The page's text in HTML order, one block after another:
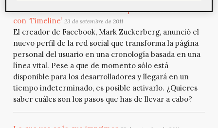
Descubra cómo activar su nuevo perfil de Facebook
con ‘Timeline’ 23 de setembre de 2011
El creador de Facebook, Mark Zuckerberg, anunció el
nuevo perfil de la red social que transforma la página
personal del usuario en una cronología basada en una
línea vital. Pese a que de momento sólo está
disponible para los desarrolladores y llegará en un
tiempo indeterminado, es posible activarlo. ¿Quieres
saber cuáles son los pasos que has de llevar a cabo?